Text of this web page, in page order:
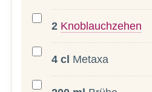
2 Knoblauchzehen
4 cl Metaxa